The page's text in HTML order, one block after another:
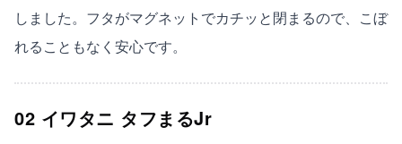
しました。フタがマグネットでカチッと閉まるので、こぼ
れることもなく安心です。
02 イワタニ タフまるJr